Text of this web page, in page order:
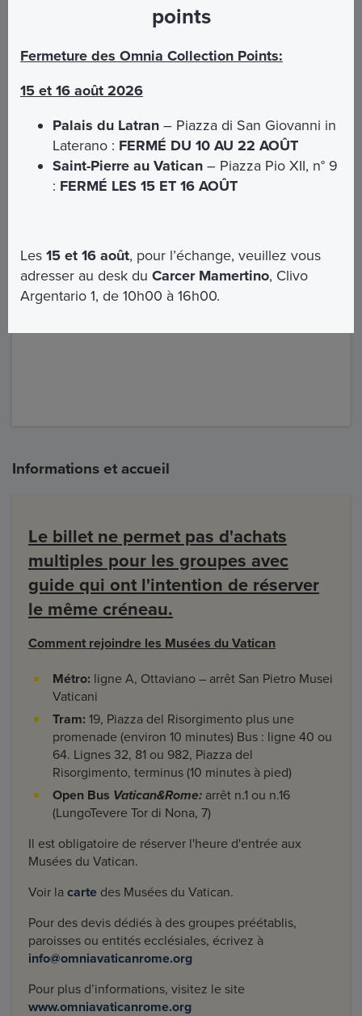
Entrée et visite des Jardins du Vatican
Visite guidée de la Prison Mamertine
Tout ce qui n'est pas expressément indiqué dans
la section "Inclus"
Informations et accueil
Le billet ne permet pas d'achats
multiples pour les groupes avec
guide qui ont l'intention de réserver
le même créneau.
Comment rejoindre les Musées du Vatican
Métro: ligne A, Ottaviano – arrêt San Pietro Musei
Vaticani
Tram: 19, Piazza del Risorgimento plus une
promenade (environ 10 minutes) Bus : ligne 40 ou
64. Lignes 32, 81 ou 982, Piazza del
Risorgimento, terminus (10 minutes à pied)
Open Bus Vatican&Rome: arrêt n.1 ou n.16
(LungoTevere Tor di Nona, 7)
Il est obligatoire de réserver l'heure d'entrée aux
Musées du Vatican.
Voir la carte des Musées du Vatican.
Pour des devis dédiés à des groupes préétablis,
paroisses ou entités ecclésiales, écrivez à
info@omniavaticanrome.org
Pour plus d’informations, visitez le site
www.omniavaticanrome.org
points
Fermeture des Omnia Collection Points:
15 et 16 août 2026
Palais du Latran – Piazza di San Giovanni in
Laterano : FERMÉ DU 10 AU 22 AOÛT
Saint-Pierre au Vatican – Piazza Pio XII, n° 9
: FERMÉ LES 15 ET 16 AOÛT
Les15 et 16 août, pour l’échange, veuillez vous
adresser au desk duCarcer Mamertino, Clivo
Argentario 1, de 10h00 à 16h00.